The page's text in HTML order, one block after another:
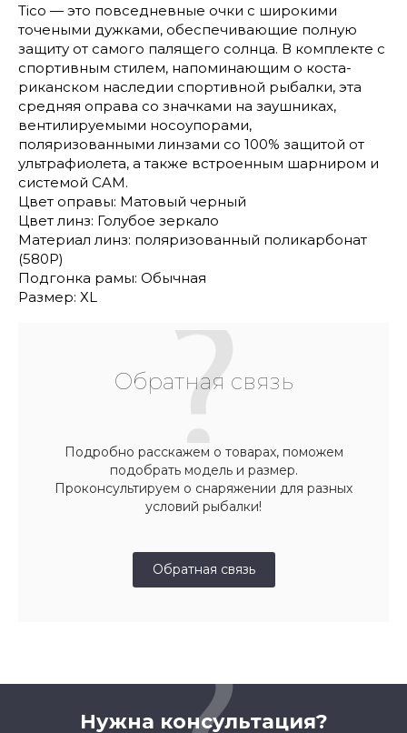
Tico — это повседневные очки с широкими
точеными дужками, обеспечивающие полную
защиту от самого палящего солнца. В комплекте с
спортивным стилем, напоминающим о коста-
риканском наследии спортивной рыбалки, эта
средняя оправа со значками на заушниках,
вентилируемыми носоупорами,
поляризованными линзами со 100% защитой от
ультрафиолета, а также встроенным шарниром и
системой CAM.
Цвет оправы: Матовый черный
Цвет линз: Голубое зеркало
Материал линз: поляризованный поликарбонат
(580P)
Подгонка рамы: Обычная
Размер: ХL
Обратная связь
Подробно расскажем о товарах, поможем
подобрать модель и размер.
Проконсультируем о снаряжении для разных
условий рыбалки!
Обратная связь
Нужна консультация?